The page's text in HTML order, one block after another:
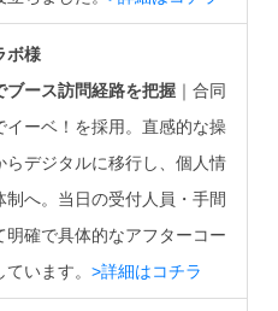
ボ様
ブース訪問経路を把握｜合同
ーベ！を採用。直感的な操
デジタルに移行し、個人情
へ。当日の受付人員・手間
確で具体的なアフターコー
います。 >詳細はコチラ